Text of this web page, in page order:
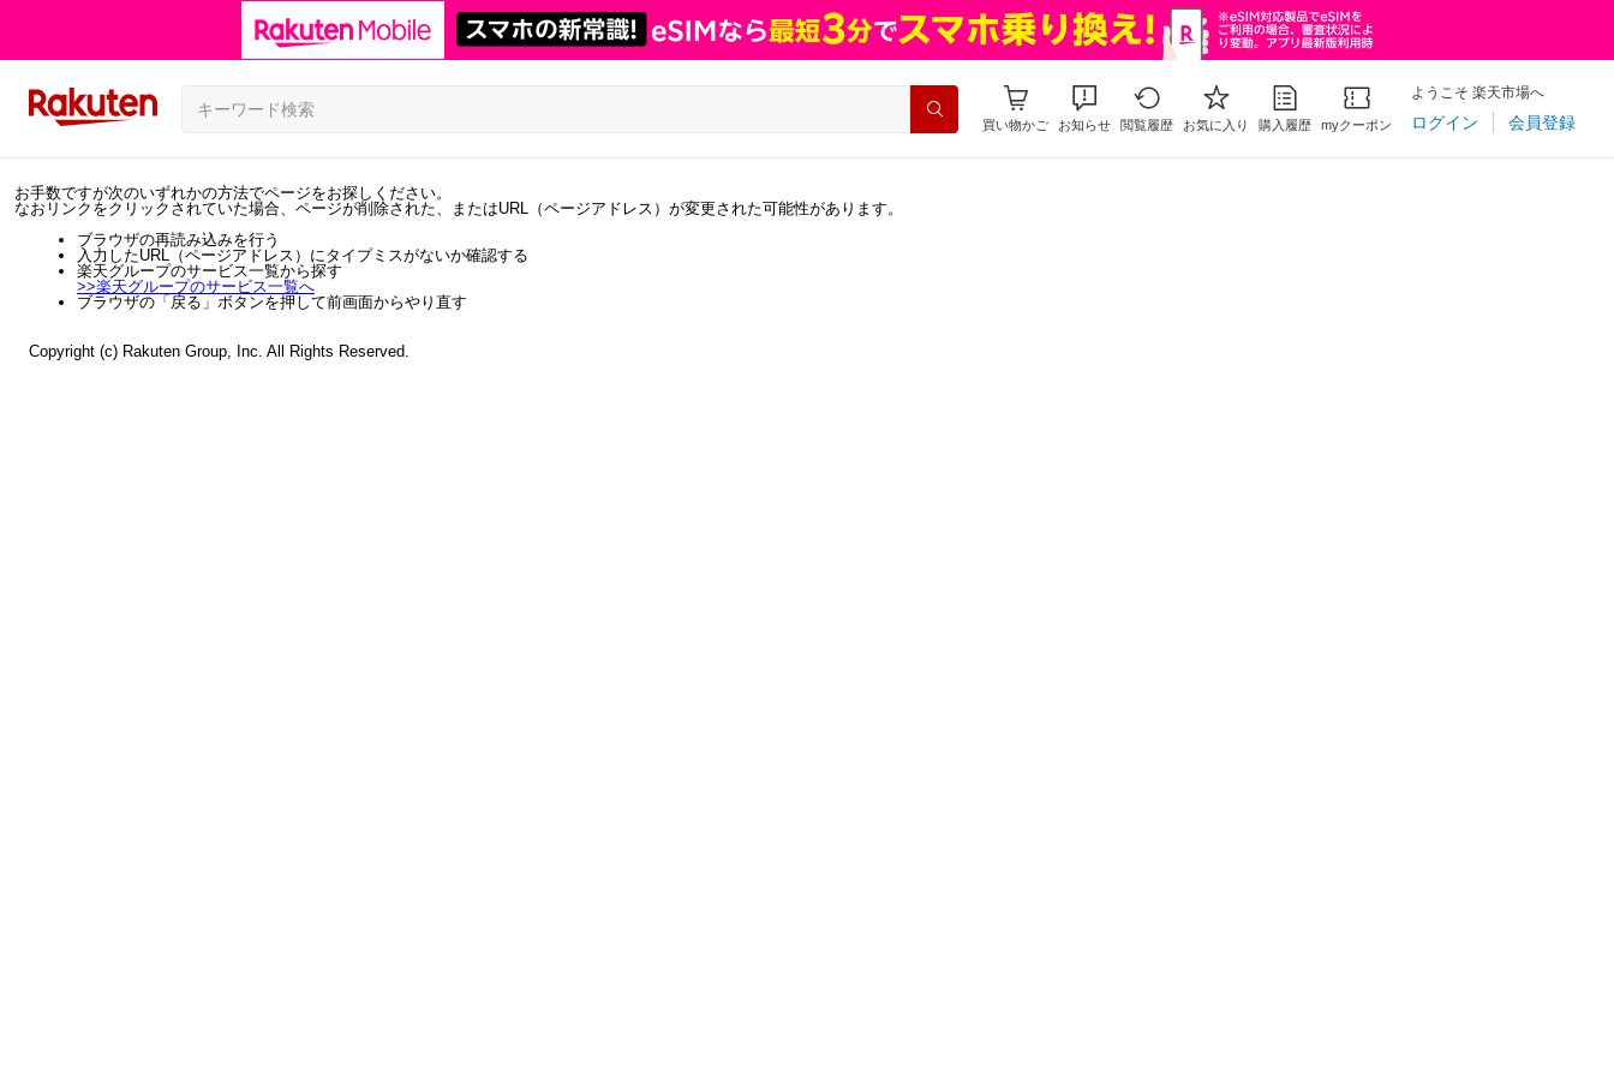
買い物かご お知らせ 閲覧履歴 お気に入り 購入履歴 myクーポン
ようこそ 楽天市場へ
ログイン 会員登録
お手数ですが次のいずれかの方法でページをお探しください。
なおリンクをクリックされていた場合、ページが削除された、またはURL（ページアドレス）が変更された可能性があります。
ブラウザの再読み込みを行う
入力したURL（ページアドレス）にタイプミスがないか確認する
楽天グループのサービス一覧から探す
>>楽天グループのサービス一覧へ
ブラウザの「戻る」ボタンを押して前画面からやり直す
Copyright (c) Rakuten Group, Inc. All Rights Reserved.